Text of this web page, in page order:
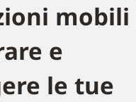
mobili
e
le tue